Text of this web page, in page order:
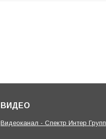
ВИДЕО
Видеоканал - Спектр Интер Групп